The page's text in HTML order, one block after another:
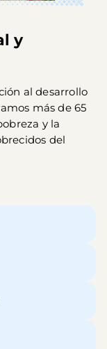
y
al desarrollo
más de 65
y la
del